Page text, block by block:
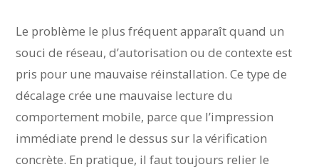
Le problème le plus fréquent apparaît quand un
souci de réseau, d’autorisation ou de contexte est
pris pour une mauvaise réinstallation. Ce type de
décalage crée une mauvaise lecture du
comportement mobile, parce que l’impression
immédiate prend le dessus sur la vérification
concrète. En pratique, il faut toujours relier le